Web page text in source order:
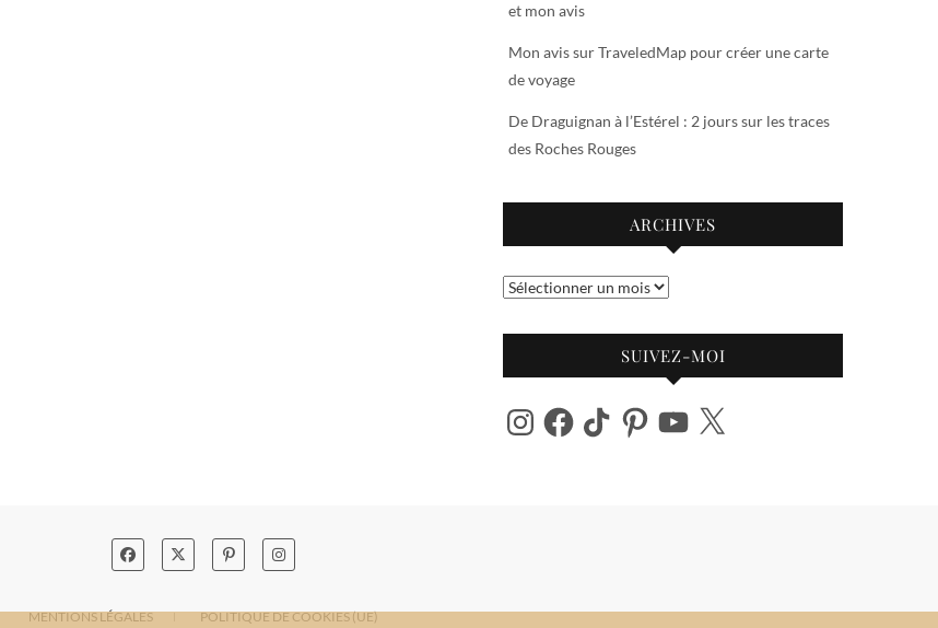
et mon avis
Mon avis sur TraveledMap pour créer une carte
de voyage
De Draguignan à l’Estérel : 2 jours sur les traces
des Roches Rouges
ARCHIVES
Archives
SUIVEZ-MOI
InstagramFacebook
TikTok PinterestYouTube
X
MENTIONS LÉGALES POLITIQUE DE COOKIES (UE)